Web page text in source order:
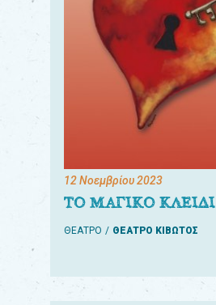
12 Νοεμβρίου 2023
ΤΟ ΜΑΓΙΚΟ ΚΛΕΙΔΙ
ΘΕΑΤΡΟ ΘΕΑΤΡΟ ΚΙΒΩΤΟΣ